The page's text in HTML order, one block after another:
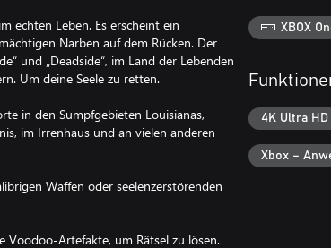
echten Leben. Es erscheint ein
Narben auf dem Rücken. Der
und „Deadside“, im Land der Lebenden
Um deine Seele zu retten.
in den Sumpfgebieten Louisianas,
im Irrenhaus und an vielen anderen
Waffen oder seelenzerstörenden
Voodoo-Artefakte, um Rätsel zu lösen.
XBOX
4K Ultra HD
Xbox –